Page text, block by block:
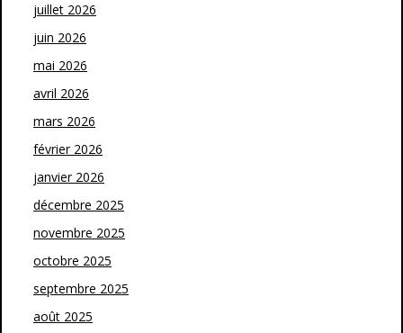
juillet 2026
juin 2026
mai 2026
avril 2026
mars 2026
février 2026
janvier 2026
décembre 2025
novembre 2025
octobre 2025
septembre 2025
août 2025